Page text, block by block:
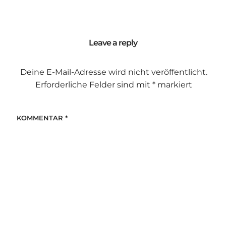
Leave a reply
Deine E-Mail-Adresse wird nicht veröffentlicht.
Erforderliche Felder sind mit *markiert
KOMMENTAR *